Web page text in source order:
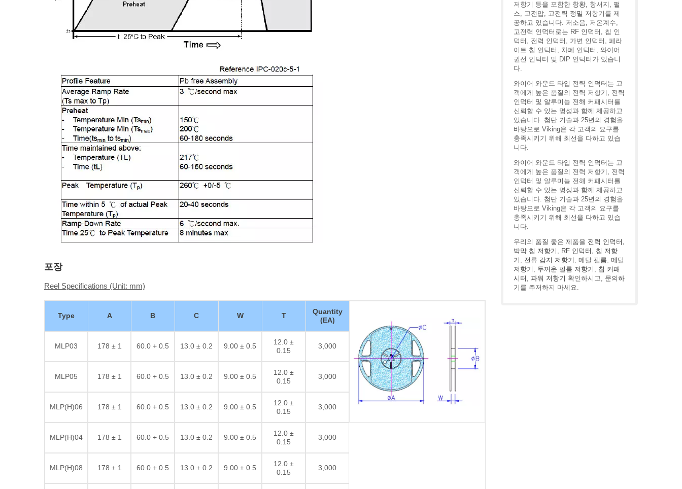
포장
Reel Specifications (Unit: mm)
Type A B C W T
Quantity
(EA)
MLP03 178 ± 1 60.0 + 0.5 13.0 ± 0.2 9.00 ± 0.5
12.0 ±
0.15
3,000
MLP05 178 ± 1 60.0 + 0.5 13.0 ± 0.2 9.00 ± 0.5
12.0 ±
0.15
3,000
MLP(H)06 178 ± 1 60.0 + 0.5 13.0 ± 0.2 9.00 ± 0.5
12.0 ±
0.15
3,000
MLP(H)04 178 ± 1 60.0 + 0.5 13.0 ± 0.2 9.00 ± 0.5
12.0 ±
0.15
3,000
MLP(H)08 178 ± 1 60.0 + 0.5 13.0 ± 0.2 9.00 ± 0.5
12.0 ±
0.15
3,000
저항기 등을 포함한 항황, 항서지, 펄
스, 고전압, 고전력 정밀 저항기를 제
공하고 있습니다. 저소음, 저온계수,
고전력 인덕터로는 RF 인덕터, 칩 인
덕터, 전력 인덕터, 가변 인덕터, 페라
이트 칩 인덕터, 차폐 인덕터, 와이어
권선 인덕터 및 DIP 인덕터가 있습니
다.
와이어 와운드 타입 전력 인덕터는 고
객에게 높은 품질의 전력 저항기, 전력
인덕터 및 알루미늄 전해 커패시터를
신뢰할 수 있는 명성과 함께 제공하고
있습니다. 첨단 기술과 25년의 경험을
바탕으로 Viking은 각 고객의 요구를
충족시키기 위해 최선을 다하고 있습
니다.
와이어 와운드 타입 전력 인덕터는 고
객에게 높은 품질의 전력 저항기, 전력
인덕터 및 알루미늄 전해 커패시터를
신뢰할 수 있는 명성과 함께 제공하고
있습니다. 첨단 기술과 25년의 경험을
바탕으로 Viking은 각 고객의 요구를
충족시키기 위해 최선을 다하고 있습
니다.
우리의 품질 좋은 제품을 전력 인덕터 ,
박막 칩 저항기 , RF 인덕터 , 칩 저항
기 , 전류 감지 저항기 , 메탈 필름, 메탈
저항기 , 두꺼운 필름 저항기 , 칩 커패
시터 , 파워 저항기 확인하시고, 문의하
기 를 주저하지 마세요.